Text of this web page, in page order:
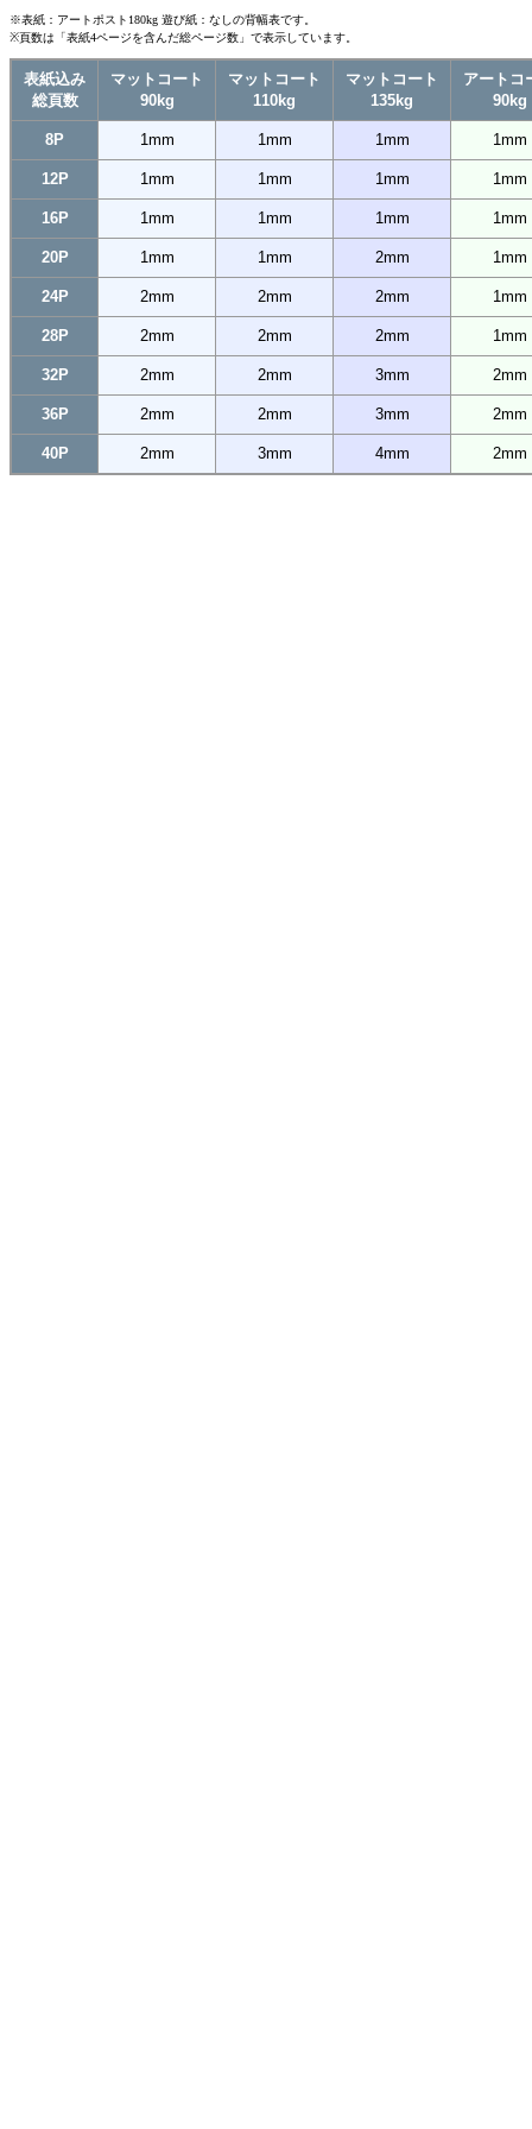
※表紙：アートポスト180kg 遊び紙：なしの背幅表です。
※頁数は「表紙4ページを含んだ総ページ数」で表示しています。
表紙込み
総頁数
マットコート
90kg
マットコート
110kg
マットコート
135kg
アートコ
90kg
8P 1mm 1mm 1mm 1mm
12P 1mm 1mm 1mm 1mm
16P 1mm 1mm 1mm 1mm
20P 1mm 1mm 2mm 1mm
24P 2mm 2mm 2mm 1mm
28P 2mm 2mm 2mm 1mm
32P 2mm 2mm 3mm 2mm
36P 2mm 2mm 3mm 2mm
40P 2mm 3mm 4mm 2mm